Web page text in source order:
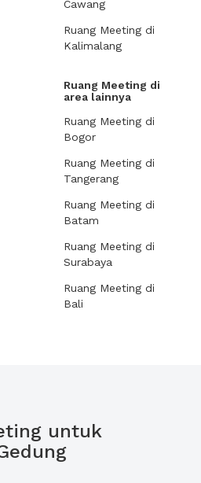
Cawang
Ruang Meeting di
Kalimalang
Ruang Meeting di
area lainnya
Ruang Meeting di
Bogor
Ruang Meeting di
Tangerang
Ruang Meeting di
Batam
Ruang Meeting di
Surabaya
Ruang Meeting di
Bali
untuk